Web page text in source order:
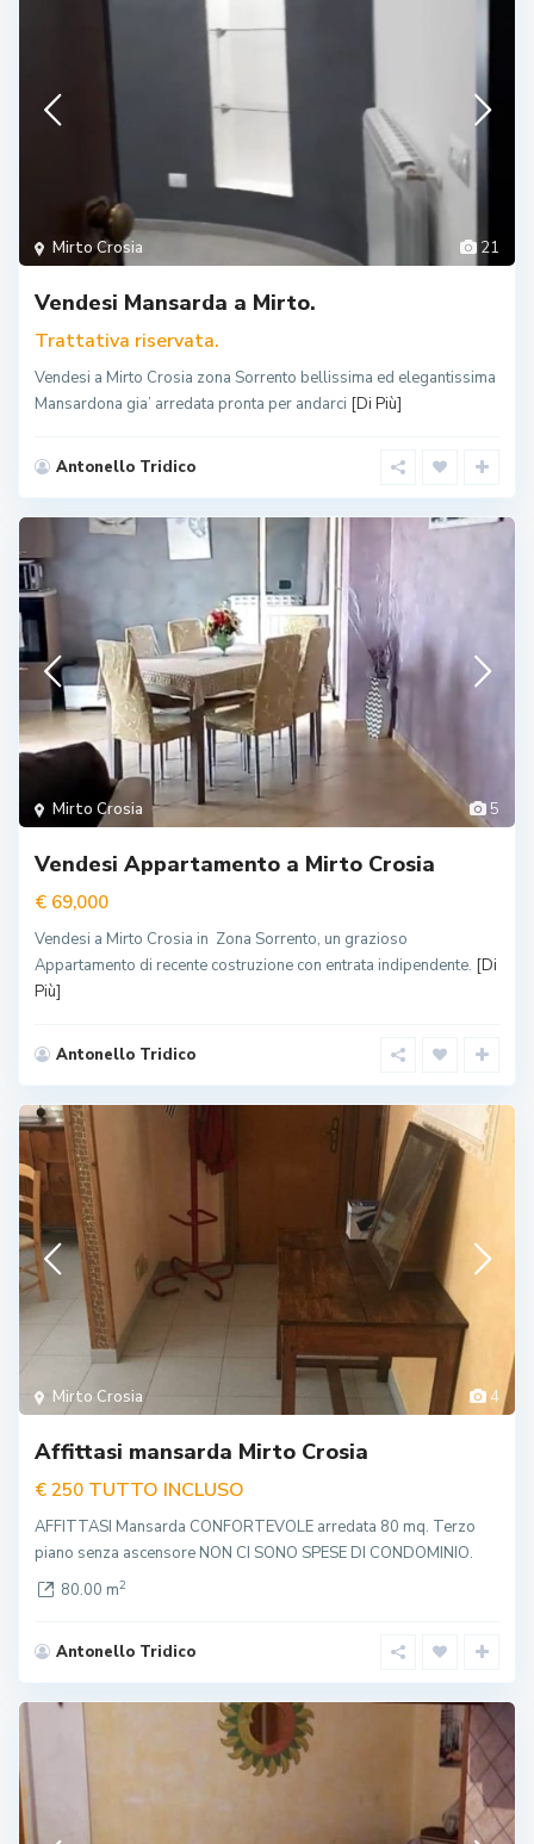
21
Mirto Crosia
Vendesi Mansarda a Mirto.
Trattativa riservata.
Vendesi a Mirto Crosia zona Sorrento bellissima ed elegantissima
Mansardona gia’ arredata pronta per andarci [Di Più]
Antonello Tridico
5
Mirto Crosia
Vendesi Appartamento a Mirto Crosia
€ 69,000
Vendesi a Mirto Crosia in Zona Sorrento, un grazioso
Appartamento di recente costruzione con entrata indipendente. [Di
Più]
Antonello Tridico
4
Mirto Crosia
Affittasi mansarda Mirto Crosia
€ 250 TUTTO INCLUSO
AFFITTASI Mansarda CONFORTEVOLE arredata 80 mq. Terzo
piano senza ascensore NON CI SONO SPESE DI CONDOMINIO.
80.00 m2
Antonello Tridico